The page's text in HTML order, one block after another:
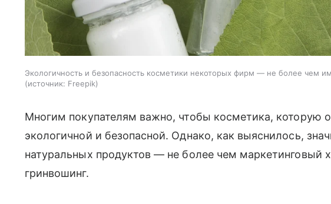
Экологичность и безопасность косметики некоторых фирм — не более чем
источник: Freepik
Многим покупателям важно, чтобы косметика, которую
экологичной и безопасной. Однако, как выяснилось,
натуральных продуктов — не более чем маркетинговый
гринвошинг.